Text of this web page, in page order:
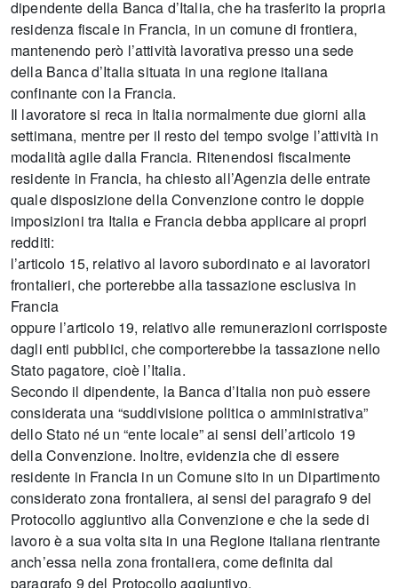
dipendente della Banca d’Italia, che ha trasferito la propria
residenza fiscale in Francia, in un comune di frontiera,
mantenendo però l’attività lavorativa presso una sede
della Banca d’Italia situata in una regione italiana
confinante con la Francia.
Il lavoratore si reca in Italia normalmente due giorni alla
settimana, mentre per il resto del tempo svolge l’attività in
modalità agile dalla Francia. Ritenendosi fiscalmente
residente in Francia, ha chiesto all’Agenzia delle entrate
quale disposizione della Convenzione contro le doppie
imposizioni tra Italia e Francia debba applicare ai propri
redditi:
l’articolo 15, relativo al lavoro subordinato e ai lavoratori
frontalieri, che porterebbe alla tassazione esclusiva in
Francia
oppure l’articolo 19, relativo alle remunerazioni corrisposte
dagli enti pubblici, che comporterebbe la tassazione nello
Stato pagatore, cioè l’Italia.
Secondo il dipendente, la Banca d’Italia non può essere
considerata una “suddivisione politica o amministrativa”
dello Stato né un “ente locale” ai sensi dell’articolo 19
della Convenzione. Inoltre, evidenzia che di essere
residente in Francia in un Comune sito in un Dipartimento
considerato zona frontaliera, ai sensi del paragrafo 9 del
Protocollo aggiuntivo alla Convenzione e che la sede di
lavoro è a sua volta sita in una Regione italiana rientrante
anch’essa nella zona frontaliera, come definita dal
paragrafo 9 del Protocollo aggiuntivo.